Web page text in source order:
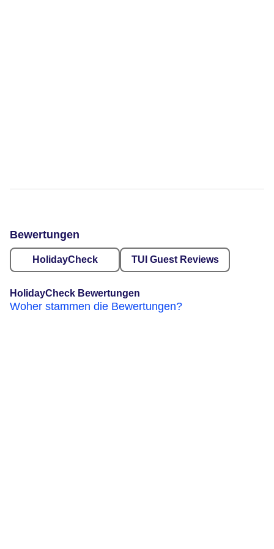
Bewertungen
HolidayCheck TUI Guest Reviews
HolidayCheck Bewertungen
Woher stammen die Bewertungen?